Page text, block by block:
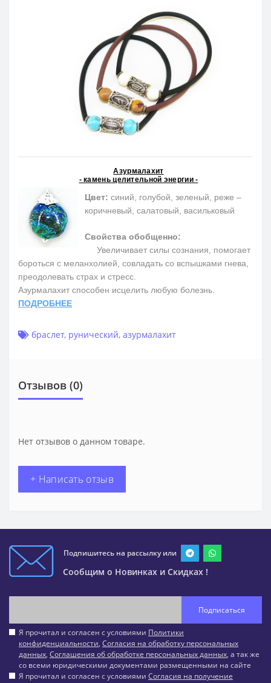
Азурмалахит
- камень целительной энергии -
Цвет: синий, голубой, зеленый, реже –
коричневый, салатовый, васильковый
Свойства обобщенно:
Увеличивает силы сознания, помогает
бороться с меланхолией, совладать со вспышками гнева,
преодолевать страх и стресс.
Азурмалахит способен исцелить любую болезнь.
ПОДРОБНЕЕ
браслет, рунический, азурмалахит
Отзывов (0)
Нет отзывов о данном товаре.
+ Написать отзыв
Подпишитесь на рассылку или
Сообщим о Новинках и Скидках !
Подписаться
Я прочитал и согласен с условиями Политики
конфиденциальности, Согласия на обработку персональных
данных, Соглашения об обработке персональных данных, а так же
со всеми юридическими документами размещенными на сайте
Я прочитал и согласен с условиями Согласия на получение